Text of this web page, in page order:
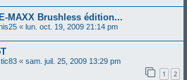
MAXX Brushless édition...
« lun. oct. 19, 2009 21:14 pm
« sam. juil. 25, 2009 13:29 pm
1 2